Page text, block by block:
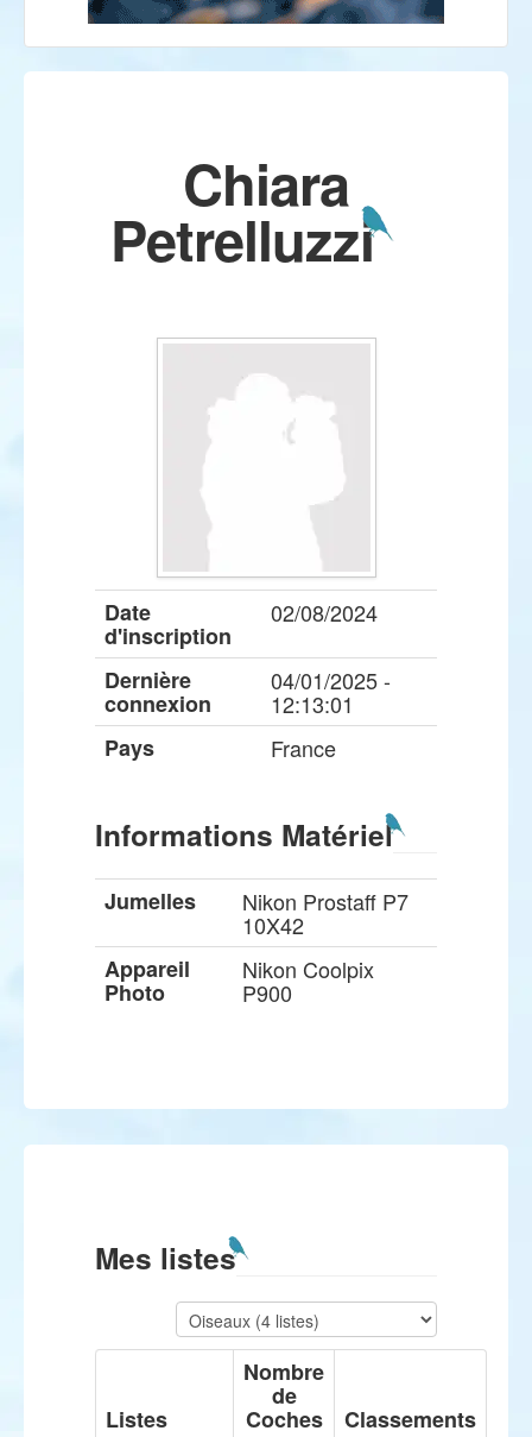
Chiara
Petrelluzzi
Date
d'inscription
02/08/2024
Dernière
connexion
04/01/2025 -
12:13:01
Pays
France
Informations Matériel
Jumelles Nikon Prostaff P7
10X42
Appareil
Photo
Nikon Coolpix
P900
Mes listes
Listes
Nombre
de
Coches Classements